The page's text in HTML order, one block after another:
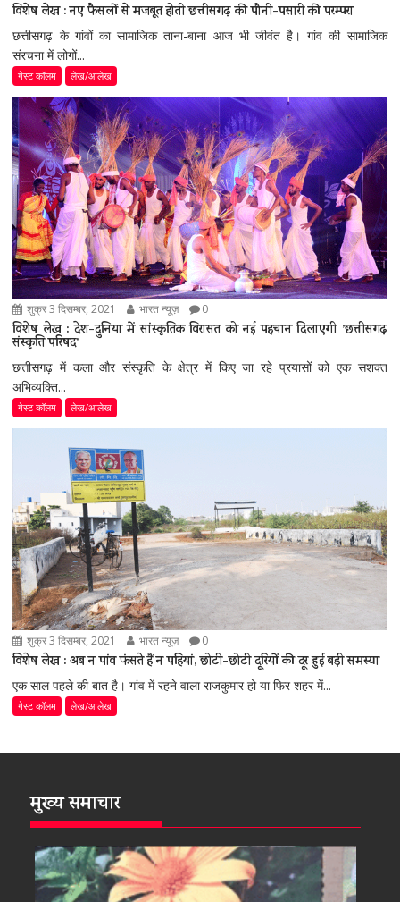
विशेष लेख : नए फैसलों से मजबूत होती छत्तीसगढ़ की पौनी-पसारी की परम्परा
छत्तीसगढ़ के गांवों का सामाजिक ताना-बाना आज भी जीवंत है। गांव की सामाजिक
संरचना में लोगों...
गेस्ट कॉलम लेख/आलेख
शुक्र 3 दिसम्बर, 2021 भारत न्यूज़ 0
विशेष लेख : देश-दुनिया में सांस्कृतिक विरासत को नई पहचान दिलाएगी ’छत्तीसगढ़
संस्कृति परिषद’
छत्तीसगढ़ में कला और संस्कृति के क्षेत्र में किए जा रहे प्रयासों को एक सशक्त
अभिव्यक्ति...
गेस्ट कॉलम लेख/आलेख
शुक्र 3 दिसम्बर, 2021 भारत न्यूज़ 0
विशेष लेख : अब न पांव फंसते हैं न पहियां, छोटी-छोटी दूरियों की दूर हुई बड़ी समस्या
एक साल पहले की बात है। गांव में रहने वाला राजकुमार हो या फिर शहर में...
गेस्ट कॉलम लेख/आलेख
मुख्य समाचार